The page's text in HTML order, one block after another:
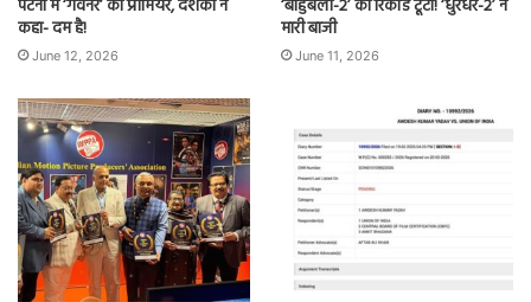
पटना में ‘गवर्नर’ का प्रीमियर, दर्शकों ने
कहा- दम है!
June 12, 2026
‘बाहुबली-2’ का रिकॉर्ड टूटा! ‘धुरंधर-2’ ने
मारी बाजी
June 11, 2026